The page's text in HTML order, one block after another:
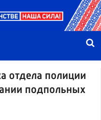
отдела полиции
подпольных